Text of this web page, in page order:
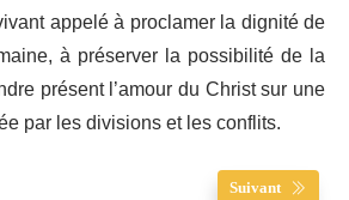
appelé à proclamer la dignité de
à préserver la possibilité de la
présent l’amour du Christ sur une
par les divisions et les conflits.
Suivant